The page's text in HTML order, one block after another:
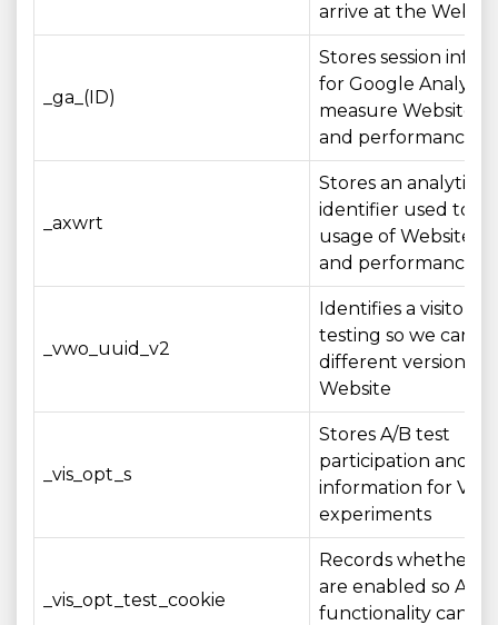
arrive at the
_ga_(ID)
Stores session
for Google
measure Website
and performance
_axwrt
Stores an analytics
identifier used to
usage of Website
and performance
_vwo_uuid_v2
Identifies a visitor
testing so we can
different versions
Website
_vis_opt_s
Stores A/B test
participation and
information for
experiments
_vis_opt_test_cookie
Records whether
are enabled so A/B
functionality can